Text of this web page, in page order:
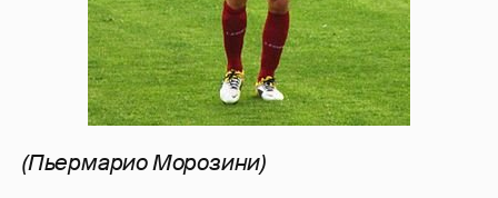
(Пьермарио Морозини)